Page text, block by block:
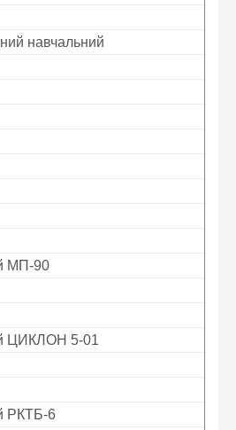
навчальний
МП-90
ЦИКЛОН 5-01
РКТБ-6